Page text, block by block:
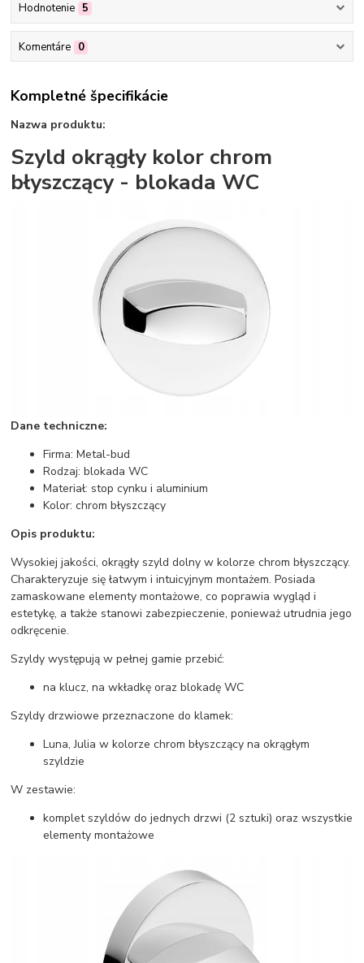
Hodnotenie 5
Komentáre 0
Kompletné špecifikácie
Nazwa produktu:
Szyld okrągły kolor chrom
błyszczący - blokada WC
Dane techniczne:
Firma: Metal-bud
Rodzaj: blokada WC
Materiał: stop cynku i aluminium
Kolor: chrom błyszczący
Opis produktu:
Wysokiej jakości, okrągły szyld dolny w kolorze chrom błyszczący.
Charakteryzuje się łatwym i intuicyjnym montażem. Posiada
zamaskowane elementy montażowe, co poprawia wygląd i
estetykę, a także stanowi zabezpieczenie, ponieważ utrudnia jego
odkręcenie.
Szyldy występują w pełnej gamie przebić:
na klucz, na wkładkę oraz blokadę WC
Szyldy drzwiowe przeznaczone do klamek:
Luna, Julia w kolorze chrom błyszczący na okrągłym
szyldzie
W zestawie:
komplet szyldów do jednych drzwi (2 sztuki) oraz wszystkie
elementy montażowe